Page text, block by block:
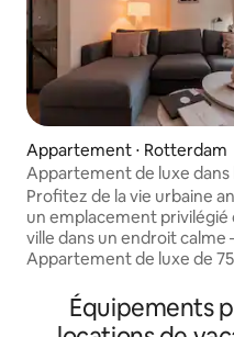
Appartement ⋅ Rotterdam
Appartement de luxe
Rotterdam Stay-Rejoice
Profitez de la vie urbaine
un emplacement
ville dans un endroit calme
Appartement de luxe de
les amis ou les voyageurs
jusqu'à 6 personnes. Vous
Équipements